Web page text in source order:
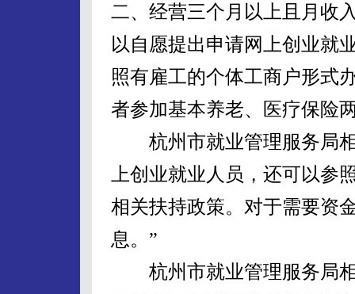
二、经营三个月以上且月收
以自愿提出申请网上创业就
照有雇工的个体工商户形式
者参加基本养老、医疗保险
杭州市就业管理服务局相
上创业就业人员，还可以参
相关扶持政策。对于需要资
息。”
杭州市就业管理服务局相